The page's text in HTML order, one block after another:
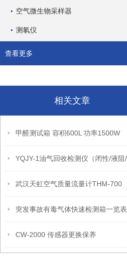
空气微生物采样器
测氡仪
查看更多
相关文章
甲醛测试箱 容积600L 功率1500W
武汉天虹空气质量流量计THM-700
突发事故有毒气体快速检测箱一览表
CW-2000 传感器更换保养